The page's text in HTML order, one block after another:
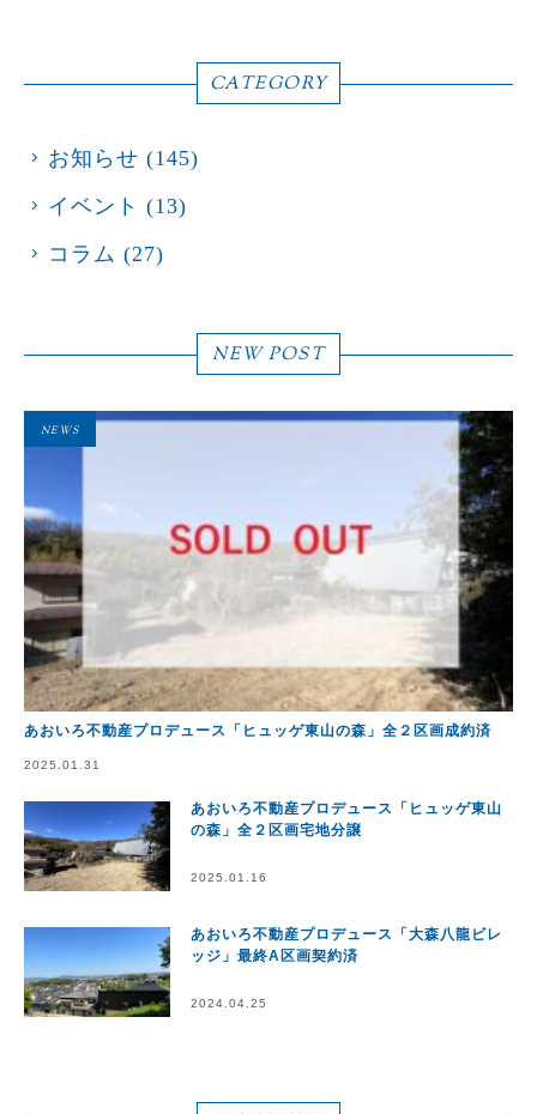
CATEGORY
お知らせ (145)
イベント (13)
コラム (27)
NEW POST
NEWS
あおいろ不動産プロデュース「ヒュッゲ東山の森」全２区画成約済
2025.01.31
あおいろ不動産プロデュース「ヒュッゲ東山
の森」全２区画宅地分譲
2025.01.16
あおいろ不動産プロデュース「大森八龍ビレ
ッジ」最終A区画契約済
2024.04.25